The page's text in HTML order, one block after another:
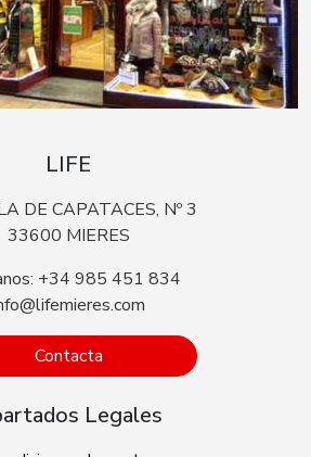
LIFE
DE CAPATACES, Nº 3
33600 MIERES
+34 985 451 834
Contacta
Legales